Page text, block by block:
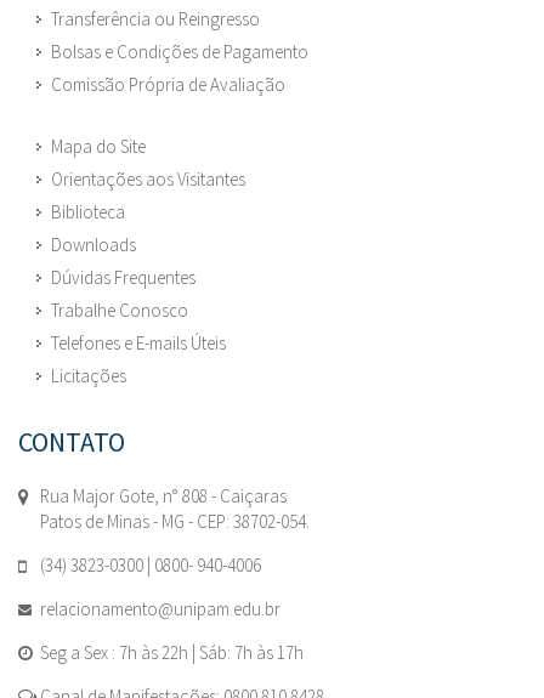
Transferência ou Reingresso
Bolsas e Condições de Pagamento
Comissão Própria de Avaliação
Mapa do Site
Orientações aos Visitantes
Biblioteca
Downloads
Dúvidas Frequentes
Trabalhe Conosco
Telefones e E-mails Úteis
Licitações
CONTATO
Rua Major Gote, n° 808 - Caiçaras
Patos de Minas - MG - CEP: 38702-054.
(34) 3823-0300 | 0800- 940-4006
relacionamento@unipam.edu.br
Seg a Sex : 7h às 22h | Sáb: 7h às 17h